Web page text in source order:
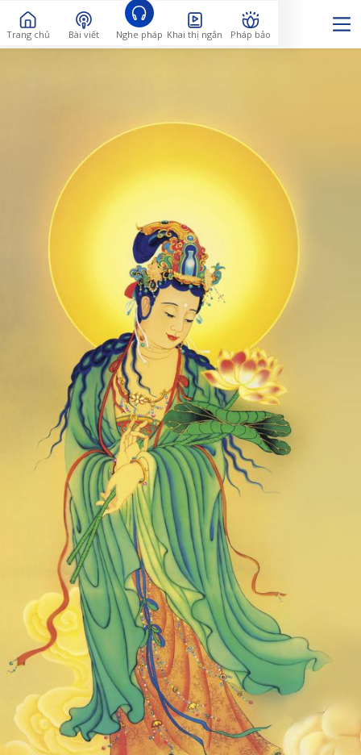
Trang chủ Bài viết Nghe pháp Khai thị ngắn Pháp bảo